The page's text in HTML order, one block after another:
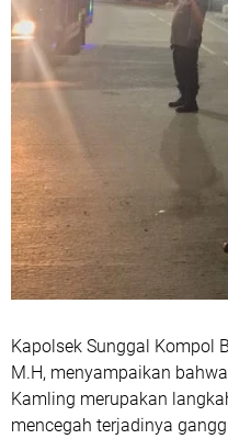
‎Kapolsek Sunggal Kompol
M.H, menyampaikan
Kamling merupakan
mencegah terjadinya